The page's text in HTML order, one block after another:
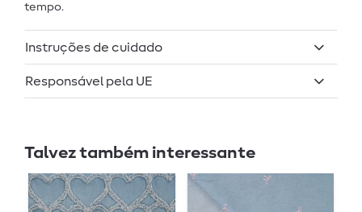
tempo.
Instruções de cuidado
Responsável pela UE
Talvez também interessante